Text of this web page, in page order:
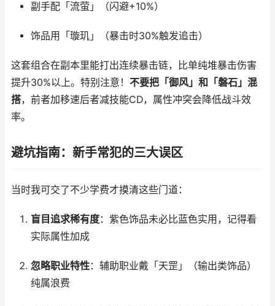
副手配「流萤」（闪避+10%）
饰品用「璇玑」（暴击时30%触发追击）
这套组合在副本里能打出连续暴击链，比单纯堆暴击伤害
提升30%以上。特别注意！ 不要把「御风」和「磐石」混
搭，前者加移速后者减技能CD，属性冲突会降低战斗效
率。
避坑指南：新手常犯的三大误区
当时我可交了不少学费才摸清这些门道：
盲目追求稀有度：紫色饰品未必比蓝色实用，记得看
实际属性加成
忽略职业特性：辅助职业戴「天罡」（输出类饰品）
纯属浪费